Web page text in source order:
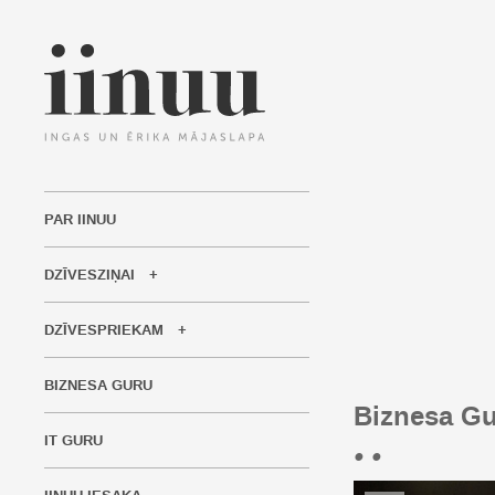
PAR IINUU
DZĪVESZIŅAI
DZĪVESPRIEKAM
BIZNESA GURU
IT GURU
Biznesa
• •